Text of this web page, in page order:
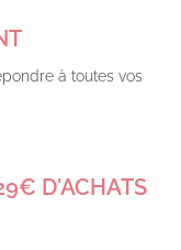
à toutes vos
D'ACHATS​